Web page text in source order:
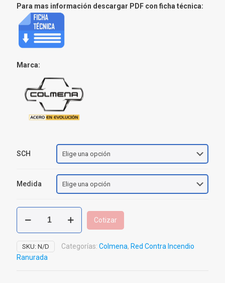
Para mas información descargar PDF con ficha técnica:
Marca:
SCH
Medida
Tubería
Acero
Carbón
SCH
10
Cotizar
SKU: N/D Categorías: Colmena, Red Contra Incendio
Ranurada